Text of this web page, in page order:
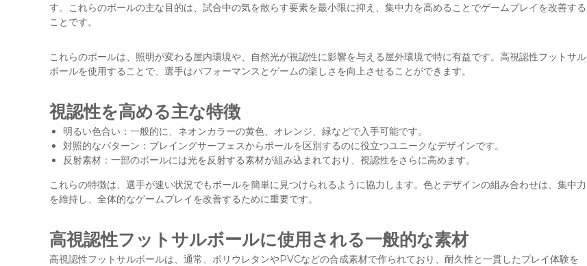
す。これらのボールの主な目的は、試合中の気を散らす要素を最小限に抑え、集中力を高めることでゲームプレイを改善する
ことです。
これらのボールは、照明が変わる屋内環境や、自然光が視認性に影響を与える屋外環境で特に有益です。高視認性フットサル
ボールを使用することで、選手はパフォーマンスとゲームの楽しさを向上させることができます。
視認性を高める主な特徴
明るい色合い：一般的に、ネオンカラーの黄色、オレンジ、緑などで入手可能です。
対照的なパターン：プレイングサーフェスからボールを区別するのに役立つユニークなデザインです。
反射素材：一部のボールには光を反射する素材が組み込まれており、視認性をさらに高めます。
これらの特徴は、選手が速い状況でもボールを簡単に見つけられるように協力します。色とデザインの組み合わせは、集中力
を維持し、全体的なゲームプレイを改善するために重要です。
高視認性フットサルボールに使用される一般的な素材
高視認性フットサルボールは、通常、ポリウレタンやPVCなどの合成素材で作られており、耐久性と一貫したプレイ体験を